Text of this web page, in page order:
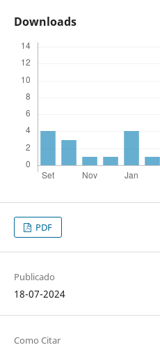
Downloads
PDF
Publicado
18-07-2024
Como Citar